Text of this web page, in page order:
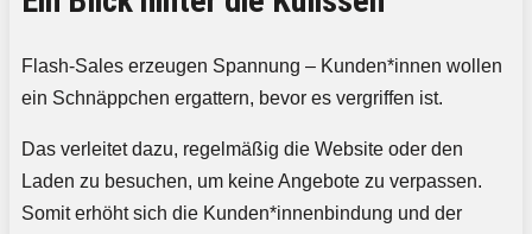
Flash-Sales erzeugen Spannung – Kunden*innen wollen
ein Schnäppchen ergattern, bevor es vergriffen ist.
Das verleitet dazu, regelmäßig die Website oder den
Laden zu besuchen, um keine Angebote zu verpassen.
Somit erhöht sich die Kunden*innenbindung und der